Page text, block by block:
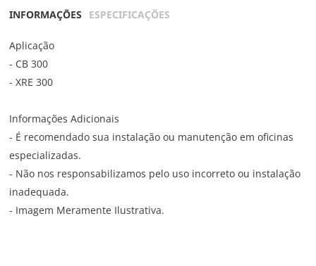
INFORMAÇÕES ESPECIFICAÇÕES
Aplicação
- CB 300
- XRE 300
Informações Adicionais
- É recomendado sua instalação ou manutenção em oficinas
especializadas.
- Não nos responsabilizamos pelo uso incorreto ou instalação
inadequada.
- Imagem Meramente Ilustrativa.